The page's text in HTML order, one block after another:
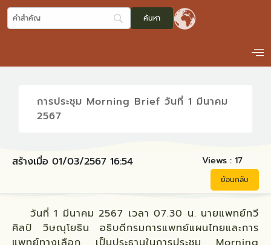
การประชุม Morning Brief วันที่ 1 มีนาคม
2567
สร้างเมื่อ 01/03/2567 16:54 Views : 17
ย้อนกลับ
วันที่ 1 มีนาคม 2567 เวลา 07.30 น. นายแพทย์ทวี
ศิลป์ วิษณุโยธิน อธิบดีกรมการแพทย์แผนไทยและการ